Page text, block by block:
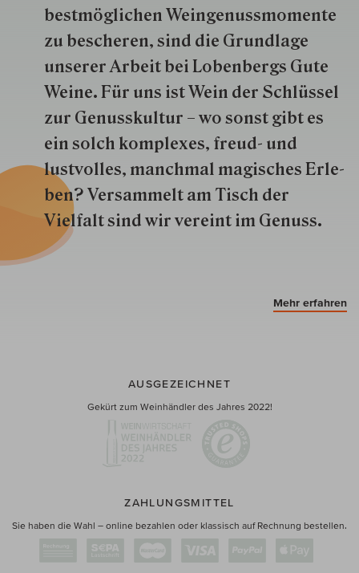
best­mög­lich­en Wein­genuss­momente
zu besche­ren, sind die Grund­lage
unserer Arbeit bei Lobenbergs Gute
Weine. Für uns ist Wein der Schlüs­sel
zur Genuss­kultur – wo sonst gibt es
ein solch kom­plexes, freud- und
lustvolles, manchmal ma­gisch­es Er­le­
ben? Versammelt am Tisch der
Vielfalt sind wir ver­eint im Genuss.
Mehr erfahren
AUSGEZEICHNET
Gekürt zum Weinhändler des Jahres 2022!
ZAHLUNGSMITTEL
Sie haben die Wahl – online bezahlen oder klassisch auf Rechnung bestellen.